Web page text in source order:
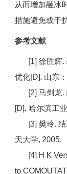
从而增加融冰
措施避免或干
参考文献
[1] 徐胜辉.
优化[D]. 山东
[2] 马剑龙.
[D]. 哈尔滨工
[3] 樊玲. 结
天大学, 2005.
[4] H K
to